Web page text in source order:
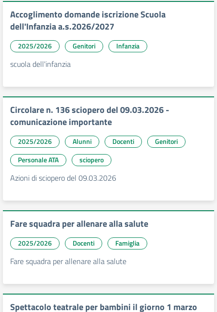
Accoglimento domande iscrizione Scuola
dell'Infanzia a.s.2026/2027
2025/2026 Genitori Infanzia
scuola dell'infanzia
Circolare n. 136 sciopero del 09.03.2026 -
comunicazione importante
2025/2026 Alunni Docenti
Genitori
Personale ATA
sciopero
Azioni di sciopero del 09.03.2026
Fare squadra per allenare alla salute
2025/2026 Docenti Famiglia
Fare squadra per allenare alla salute
Spettacolo teatrale per bambini il giorno 1 marzo